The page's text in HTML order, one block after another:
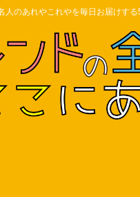
人のあれやこれやを毎日お届けする